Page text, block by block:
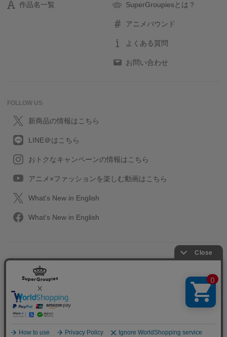
作品名一覧 SuperGroupiesとは？
アニメバウンド
よくある質問
お問い合わせ
FOLLOW US
新商品の情報はこちら
LINE＠はこちら
おトクなキャンペーンの情報はこちら
アニメ×ファッションを楽しむ動画はこちら
What's New in English
What's New in English
プライバシーポリシー
特定取引に関する法律
会社情報/採用情報